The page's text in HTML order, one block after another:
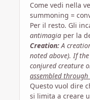
Come vedi nella
summoning =
Per il resto. Gli
antimagia per la
Creation:A
noted above). If
conjured creature
assembled
Questo vuol dire
si limita a creare